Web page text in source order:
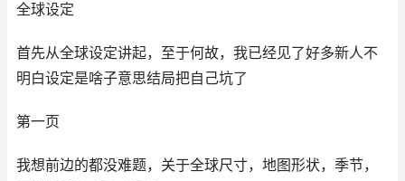
全球设定
首先从全球设定讲起，至于何故，我已经见了好多新人不
明白设定是啥子意思结局把自己坑了
第一页
我想前边的都没难题，关于全球尺寸，地图形状，季节，